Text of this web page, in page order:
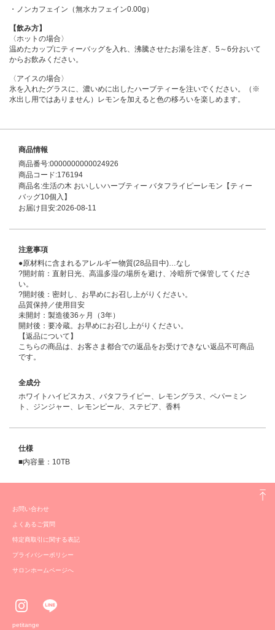
・ノンカフェイン（無水カフェイン0.00g）
【飲み方】
〈ホットの場合〉
温めたカップにティーバッグを入れ、沸騰させたお湯を注ぎ、5～6分おいて
からお飲みください。
〈アイスの場合〉
氷を入れたグラスに、濃いめに出したハーブティーを注いでください。（※
水出し用ではありません）レモンを加えると色の移ろいを楽しめます。
商品情報
商品番号:0000000000024926
商品コード:176194
商品名:生活の木 おいしいハーブティー バタフライピーレモン【ティー
バッグ10個入】
お届け目安:2026-08-11
注意事項
●原材料に含まれるアレルギー物質(28品目中)…なし
?開封前：直射日光、高温多湿の場所を避け、冷暗所で保管してくださ
い。
?開封後：密封し、お早めにお召し上がりください。
品質保持／使用目安
未開封：製造後36ヶ月（3年）
開封後：要冷蔵。お早めにお召し上がりください。
【返品について】
こちらの商品は、お客さま都合での返品をお受けできない返品不可商品
です。
全成分
ホワイトハイビスカス、バタフライピー、レモングラス、ペパーミン
ト、ジンジャー、レモンピール、ステビア、香料
仕様
■内容量：10TB
お問い合わせ
よくあるご質問
特定商取引に関する表記
プライバシーポリシー
サロンホームページへ
petitange